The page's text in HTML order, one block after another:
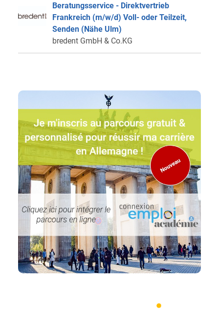
Beratungsservice - Direktvertrieb
Frankreich (m/w/d) Voll- oder Teilzeit,
Senden (Nähe Ulm)
bredent GmbH & Co.KG